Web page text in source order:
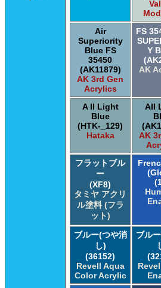
Air
Superiority
Blue FS
35450
(AK11879)
AK 3rd Gen
Acrylics
FS
Y
AK
A II Light
Blue
(HTK-_129)
Hataka
AII
AK
フラットブル
ー
(XF8)
タミヤ アクリ
ル塗料 (フラ
ット)
ブルー(つや消
し)
(36152)
Revell Aqua
Color Acrylic
ブル